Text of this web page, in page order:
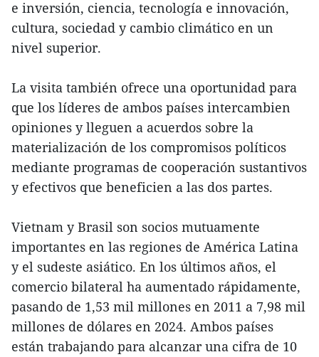
e inversión, ciencia, tecnología e innovación,
cultura, sociedad y cambio climático en un
nivel superior.
La visita también ofrece una oportunidad para
que los líderes de ambos países intercambien
opiniones y lleguen a acuerdos sobre la
materialización de los compromisos políticos
mediante programas de cooperación sustantivos
y efectivos que beneficien a las dos partes.
Vietnam y Brasil son socios mutuamente
importantes en las regiones de América Latina
y el sudeste asiático. En los últimos años, el
comercio bilateral ha aumentado rápidamente,
pasando de 1,53 mil millones en 2011 a 7,98 mil
millones de dólares en 2024. Ambos países
están trabajando para alcanzar una cifra de 10